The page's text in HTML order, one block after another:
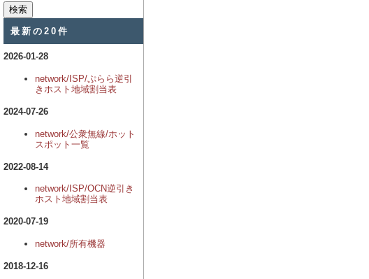
最新の20件
2026-01-28
network/ISP/ぷらら逆引
きホスト地域割当表
2024-07-26
network/公衆無線/ホット
スポット一覧
2022-08-14
network/ISP/OCN逆引き
ホスト地域割当表
2020-07-19
network/所有機器
2018-12-16